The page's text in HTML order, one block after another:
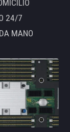
24/7
MANO